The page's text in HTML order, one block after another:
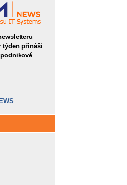
týden přináší